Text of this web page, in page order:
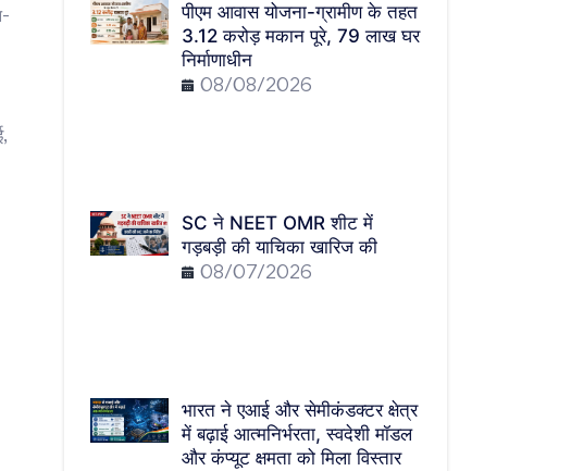
पीएम आवास योजना-ग्रामीण के तहत
3.12 करोड़ मकान पूरे, 79 लाख घर
निर्माणाधीन
08/08/2026
SC ने NEET OMR शीट में
गड़बड़ी की याचिका खारिज की
08/07/2026
भारत ने एआई और सेमीकंडक्टर क्षेत्र
में बढ़ाई आत्मनिर्भरता, स्वदेशी मॉडल
और कंप्यूट क्षमता को मिला विस्तार